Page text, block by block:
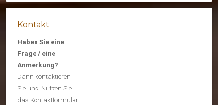
Kontakt
Haben Sie eine
Frage / eine
Anmerkung?
Dann kontaktieren
Sie uns. Nutzen Sie
das Kontaktformular